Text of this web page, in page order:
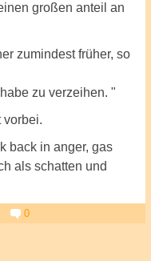
großen anteil an
zumindest früher, so
zu verzeihen. "
vorbei.
back in anger, gas
als schatten und
0